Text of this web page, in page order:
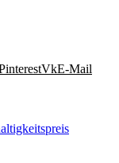
VkE-Mail